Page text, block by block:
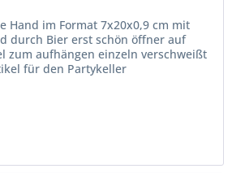
Hand im Format 7x20x0,9 cm mit
durch Bier erst schön öffner auf
zum aufhängen einzeln verschweißt
für den Partykeller